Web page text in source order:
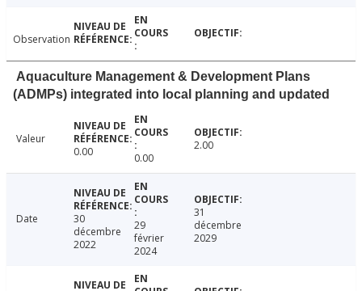
Observation
Aquaculture Management & Development Plans
(ADMPs) integrated into local planning and updated
Valeur
0.00
0.00
2.00
Date
30
décembre
2022
29
février
2024
31
décembre
2029